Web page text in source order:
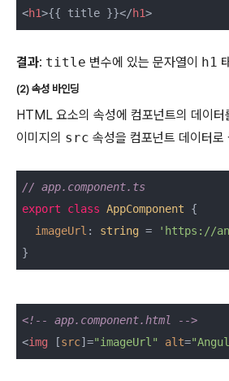
<h1>{{ title }}</h1>
결과: title 변수에 있는 문자열이 h1
(2) 속성 바인딩
HTML 요소의 속성에 컴포넌트의 데이터
이미지의 src 속성을 컴포넌트 데이터로
// app.component.ts
export
class AppComponent
{
imageUrl : string =
'https://
}
<!-- app.component.html -->
<img [src]="imageUrl" alt=